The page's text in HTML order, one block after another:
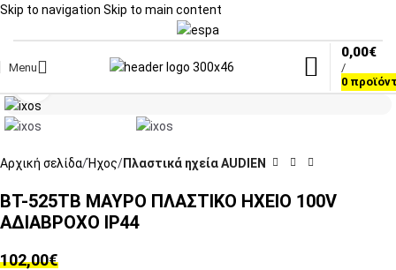
Skip to navigation Skip to main content
Menu
0
/
0,00€
Αρχική σελίδα Ήχος Πλαστικά ηχεία AUDIEN
BT-525TB ΜΑΥΡΟ ΠΛΑΣΤΙΚΟ ΗΧΕΙΟ 100V
ΑΔΙΑΒΡΟΧΟ IP44
102,00€